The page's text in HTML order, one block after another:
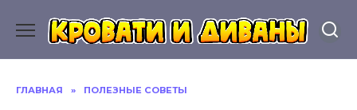
содержанию
ГЛАВНАЯ » ПОЛЕЗНЫЕ СОВЕТЫ